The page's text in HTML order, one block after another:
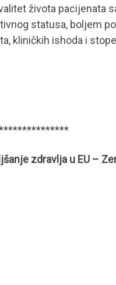
života pacijenata
statusa, boljem
kliničkih ishoda i
zdravlja u EU –